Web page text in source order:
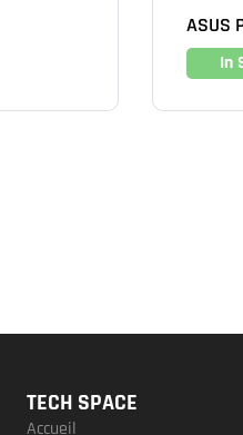
ASUS
In
TECH SPACE
Accueil